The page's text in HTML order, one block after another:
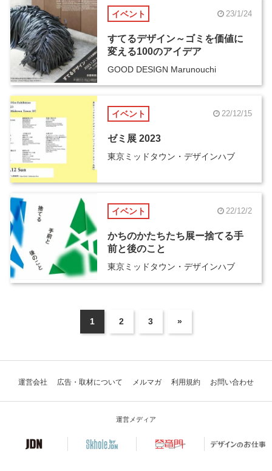
イベント 23/1/24
すてるデザイン～ゴミを価値に
変える100のアイデア
GOOD DESIGN Marunouchi
イベント 22/12/15
ゼミ展 2023
東京ミッドタウン・デザインハブ
イベント 22/12/2
かちのかたちたち展ー捨てる手
前と後のこと
東京ミッドタウン・デザインハブ
1 2 3 »
運営会社 広告・取材について メルマガ 利用規約 お問い合わせ
運営メディア